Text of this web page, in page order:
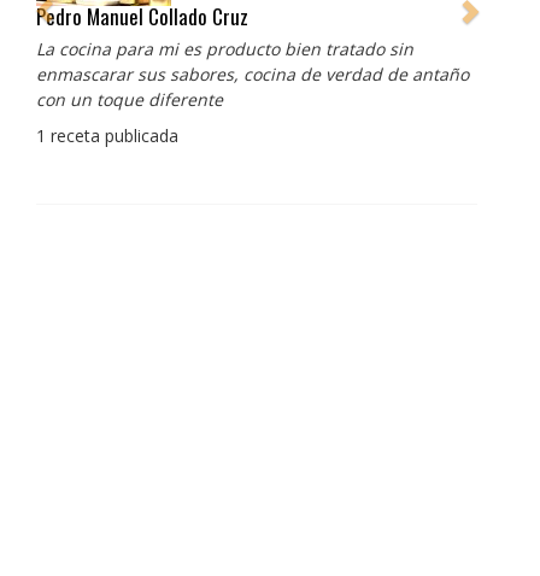
Pedro Manuel Collado Cruz
La cocina para mi es producto bien tratado sin
enmascarar sus sabores, cocina de verdad de antaño
con un toque diferente
1 receta publicada